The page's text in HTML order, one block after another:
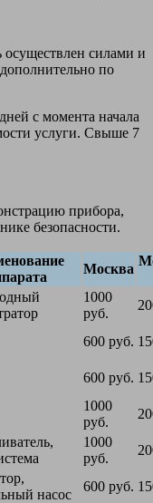
силами и
по
с момента начала
услуги. Свыше 7
прибора,
безопасности.
Москва
1000
руб.
600 руб.
600 руб.
1000
руб.
1000
руб.
насос
600 руб.